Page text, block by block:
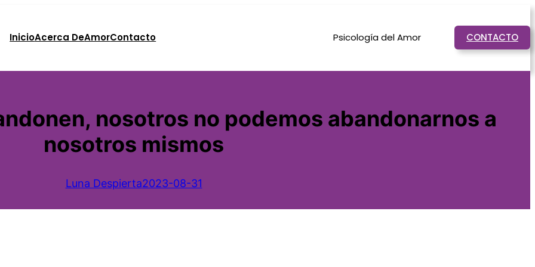
InicioAcerca DeAmorContacto Psicología del Amor CONTACTO
nosotros no podemos abandonarnos a
nosotros mismos
Luna Despierta2023-08-31